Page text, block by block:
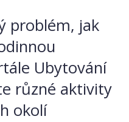
problém, jak
Ubytování
různé aktivity
okolí